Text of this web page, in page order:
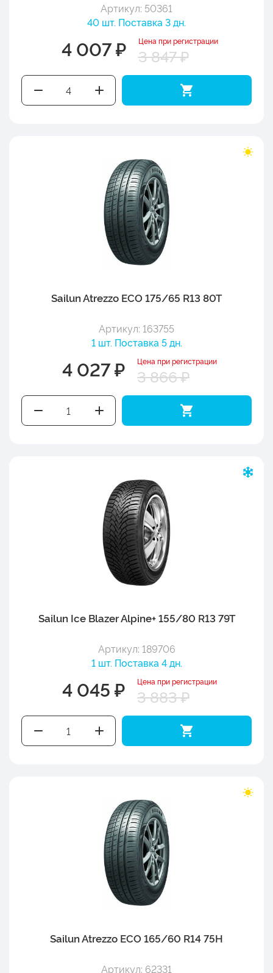
Артикул: 50361
40 шт. Поставка 3 дн.
4 007 ₽ Цена при регистрации
3 847 ₽
Sailun Atrezzo ECO 175/65 R13 80T
Артикул: 163755
1 шт. Поставка 5 дн.
4 027 ₽ Цена при регистрации
3 866 ₽
Sailun Ice Blazer Alpine+ 155/80 R13 79T
Артикул: 189706
1 шт. Поставка 4 дн.
4 045 ₽ Цена при регистрации
3 883 ₽
Sailun Atrezzo ECO 165/60 R14 75H
Артикул: 62331